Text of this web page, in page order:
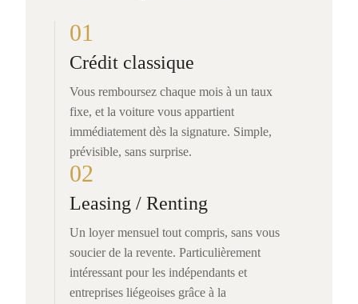
01
Crédit classique
Vous remboursez chaque mois à un taux
fixe, et la voiture vous appartient
immédiatement dès la signature. Simple,
prévisible, sans surprise.
02
Leasing / Renting
Un loyer mensuel tout compris, sans vous
soucier de la revente. Particulièrement
intéressant pour les indépendants et
entreprises liégeoises grâce à la